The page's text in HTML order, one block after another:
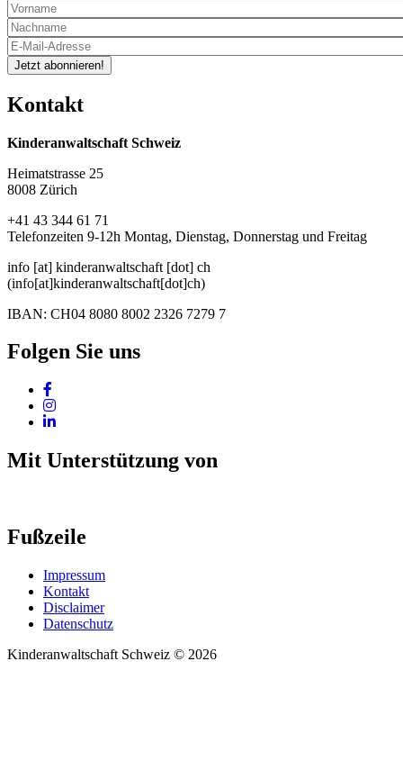
Jetzt abonnieren!
Kontakt
Kinderanwaltschaft Schweiz
Heimatstrasse 25
8008 Zürich
+41 43 344 61 71
Telefonzeiten 9-12h Montag, Dienstag, Donnerstag und Freitag
info [at] kinderanwaltschaft [dot] ch
(info[at]kinderanwaltschaft[dot]ch)
IBAN: CH04 8080 8002 2326 7279 7
Folgen Sie uns
Mit Unterstützung von
Fußzeile
Impressum
Kontakt
Disclaimer
Datenschutz
Kinderanwaltschaft Schweiz © 2026